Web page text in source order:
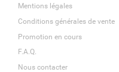
Mentions légales
Conditions générales de vente
Promotion en cours
F.A.Q.
Nous contacter